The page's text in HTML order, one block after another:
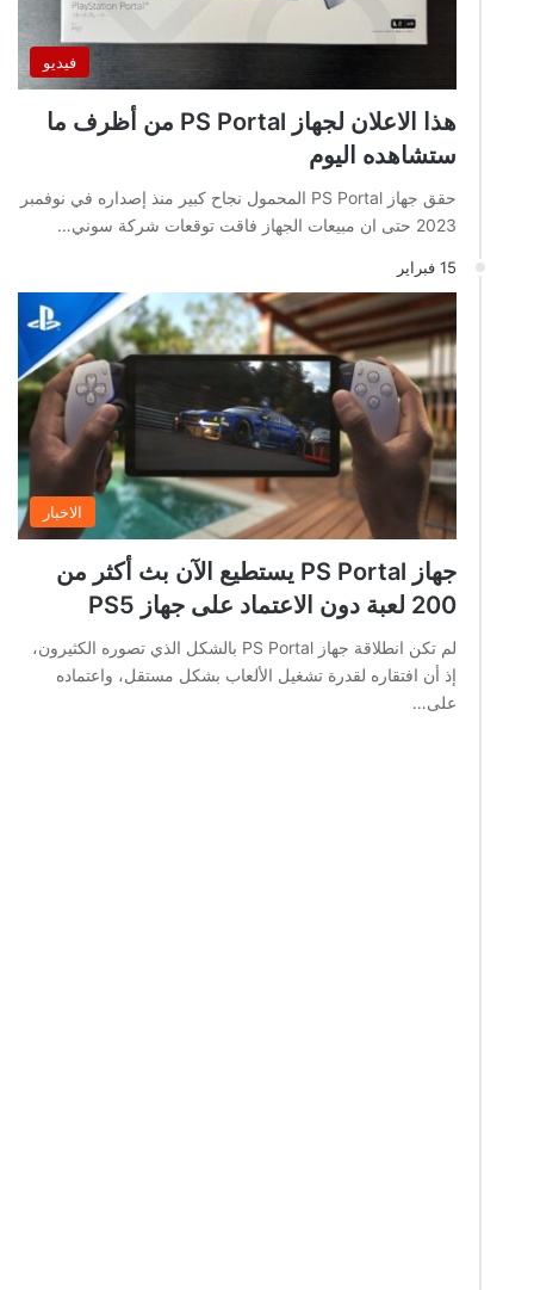
فيديو
هذا الاعلان لجهاز PS Portal من أظرف ما
ستشاهده اليوم
حقق جهاز PS Portal المحمول نجاح كبير منذ إصداره في نوفمبر
2023 حتى ان مبيعات الجهاز فاقت توقعات شركة سوني…
15 فبراير
الاخبار
جهاز PS Portal يستطيع الآن بث أكثر من
200 لعبة دون الاعتماد على جهاز PS5
لم تكن انطلاقة جهاز PS Portal بالشكل الذي تصوره الكثيرون،
إذ أن افتقاره لقدرة تشغيل الألعاب بشكل مستقل، واعتماده
على…